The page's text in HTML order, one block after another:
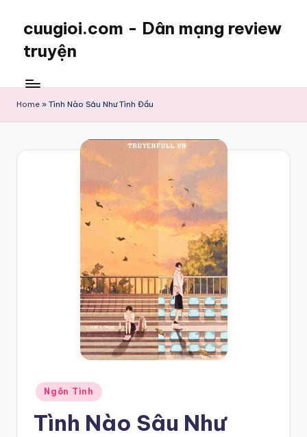
cuugioi.com - Dân mạng review
truyện
Home » Tình Nào Sâu Như Tình Đầu
Posted
in
Ngôn Tình
Tình Nào Sâu Như